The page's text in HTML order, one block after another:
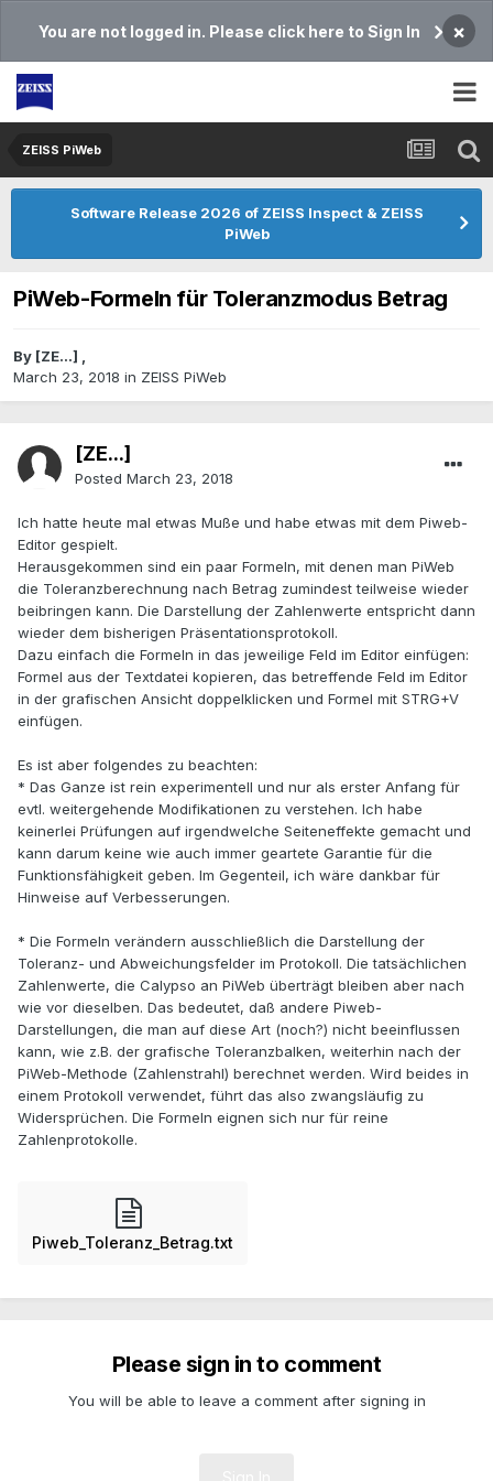
You are not logged in. Please click here to Sign In ×
ZEISS PiWeb
Software Release 2026 of ZEISS Inspect & ZEISS
PiWeb
PiWeb-Formeln für Toleranzmodus Betrag
By [ZE...] ,
March 23, 2018 in ZEISS PiWeb
[ZE...]
Posted March 23, 2018
Ich hatte heute mal etwas Muße und habe etwas mit dem Piweb-
Editor gespielt.
Herausgekommen sind ein paar Formeln, mit denen man PiWeb
die Toleranzberechnung nach Betrag zumindest teilweise wieder
beibringen kann. Die Darstellung der Zahlenwerte entspricht dann
wieder dem bisherigen Präsentationsprotokoll.
Dazu einfach die Formeln in das jeweilige Feld im Editor einfügen:
Formel aus der Textdatei kopieren, das betreffende Feld im Editor
in der grafischen Ansicht doppelklicken und Formel mit STRG+V
einfügen.
Es ist aber folgendes zu beachten:
* Das Ganze ist rein experimentell und nur als erster Anfang für
evtl. weitergehende Modifikationen zu verstehen. Ich habe
keinerlei Prüfungen auf irgendwelche Seiteneffekte gemacht und
kann darum keine wie auch immer geartete Garantie für die
Funktionsfähigkeit geben. Im Gegenteil, ich wäre dankbar für
Hinweise auf Verbesserungen.
* Die Formeln verändern ausschließlich die Darstellung der
Toleranz- und Abweichungsfelder im Protokoll. Die tatsächlichen
Zahlenwerte, die Calypso an PiWeb überträgt bleiben aber nach
wie vor dieselben. Das bedeutet, daß andere Piweb-
Darstellungen, die man auf diese Art (noch?) nicht beeinflussen
kann, wie z.B. der grafische Toleranzbalken, weiterhin nach der
PiWeb-Methode (Zahlenstrahl) berechnet werden. Wird beides in
einem Protokoll verwendet, führt das also zwangsläufig zu
Widersprüchen. Die Formeln eignen sich nur für reine
Zahlenprotokolle.
Piweb_Toleranz_Betrag.txt
Please sign in to comment
You will be able to leave a comment after signing in